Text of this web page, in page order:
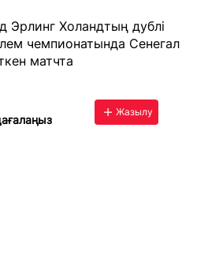
Эрлинг Холандтың дублі
чемпионатында Сенегал
матчта
Жазылу